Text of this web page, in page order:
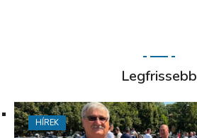
Legfrissebb
HÍREK